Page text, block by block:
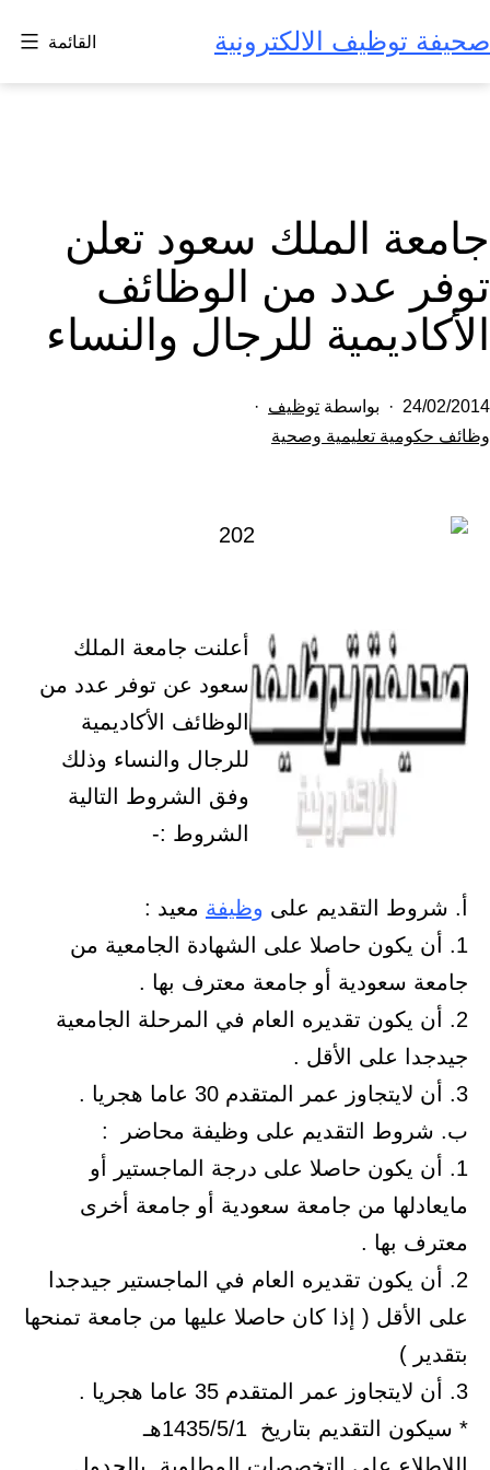
توظيف الالكترونية
الملك سعود تعلن
عدد من الوظائف
للرجال والنساء
24/ بواسطةتوظيف
تعليمية وصحية
أعلنت جامعة الملك
سعود عن توفر عدد من
الوظائف الأكاديمية
للرجال والنساء وذلك
وفق الشروط التالية
الشروط :-
التقديم على وظيفةمعيد :
يكون حاصلا على الشهادة الجامعية من
سعودية أو جامعة معترف بها .
يكون تقديره العام في المرحلة الجامعية
على الأقل .
التقديم على وظيفة محاضر :
يكون حاصلا على درجة الماجستير أو
من جامعة سعودية أو جامعة أخرى
بها .
يكون تقديره العام في الماجستير جيدجدا
الأقل ( إذا كان حاصلا عليها من جامعة تمنحها
)
التقديم بتاريخ 1435/5/1هـ